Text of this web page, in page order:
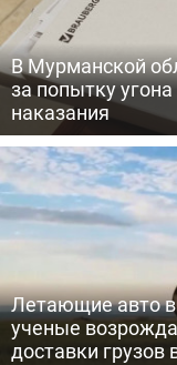
В Мурманской
за попытку
наказания
Летающие авто
ученые
доставки грузов